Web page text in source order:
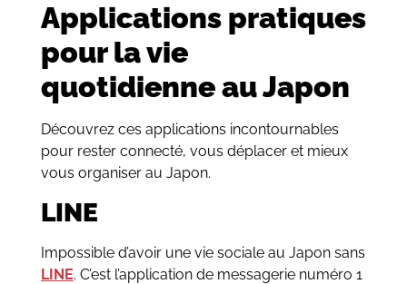
Applications pratiques
pour la vie
quotidienne au Japon
Découvrez ces applications incontournables
pour rester connecté, vous déplacer et mieux
vous organiser au Japon.
LINE
Impossible d’avoir une vie sociale au Japon sans
LINE. C’est l’application de messagerie numéro 1